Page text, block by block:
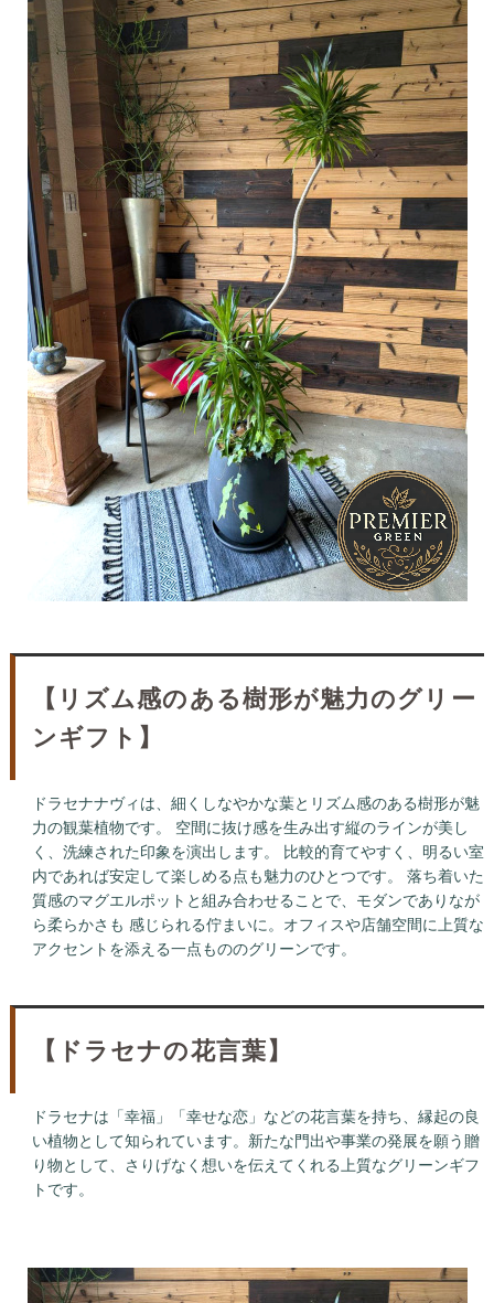
【リズム感のある樹形が魅力のグリー
ンギフト】
ドラセナナヴィは、細くしなやかな葉とリズム感のある樹形が魅
力の観葉植物です。 空間に抜け感を生み出す縦のラインが美し
く、洗練された印象を演出します。 比較的育てやすく、明るい室
内であれば安定して楽しめる点も魅力のひとつです。 落ち着いた
質感のマグエルポットと組み合わせることで、モダンでありなが
ら柔らかさも 感じられる佇まいに。オフィスや店舗空間に上質な
アクセントを添える一点もののグリーンです。
【ドラセナの花言葉】
ドラセナは「幸福」「幸せな恋」などの花言葉を持ち、縁起の良
い植物として知られています。新たな門出や事業の発展を願う贈
り物として、さりげなく想いを伝えてくれる上質なグリーンギフ
トです。